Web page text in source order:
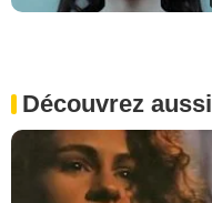
Découvrez aussi